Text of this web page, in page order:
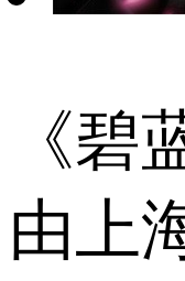
《碧
由上